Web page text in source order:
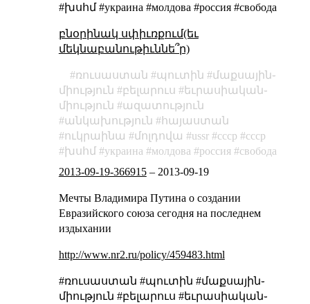
#խսհմ #украина #молдова #россия #свобода
բնօրինակ սփիւռքում(եւ
մեկնաբանութիւննե՞ր)
ռուսաստան պուտին
մաքսային֊
միություն
բելարուս
եւրասիական֊
միություն
ազատություն
անկախություն
հայաստան
ուկրաինա
մոլդովա ussr ссср
cccp
խսհմ
украина молдова россия
свобода
2013-09-19-366915– 2013-09-19
Мечты Владимира Путина о создании
Евразийского союза сегодня на последнем
издыхании
http://www.nr2.ru/policy/459483.html
#ռուսաստան #պուտին #մաքսային֊
միություն #բելարուս #եւրասիական֊